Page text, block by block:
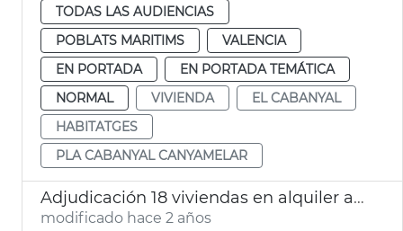
TODAS LAS AUDIENCIAS
POBLATS MARITIMS
VALENCIA
EN PORTADA
EN PORTADA TEMÁTICA
NORMAL
VIVIENDA
EL CABANYAL
HABITATGES
PLA CABANYAL CANYAMELAR
Adjudicación 18 viviendas en alquiler asequible
modificado hace 2 años